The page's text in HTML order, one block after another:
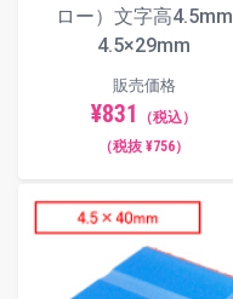
ロー）文字高4.5mm
4.5×29mm
販売価格
¥831
（税込）
（税抜 ¥756）